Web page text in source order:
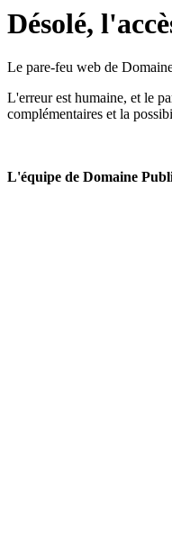
Désolé,
Le pare-feu web de
L'erreur est humaine, et le
complémentaires et la
L'équipe de Domaine